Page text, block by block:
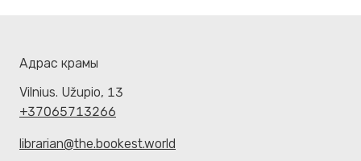
Адрас крамы
Vilnius. Užupio, 13
+37065713266
librarian@the.bookest.world